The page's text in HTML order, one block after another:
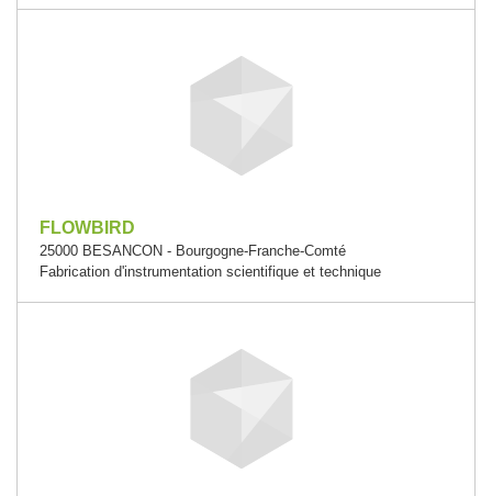
FLOWBIRD
25000 BESANCON - Bourgogne-Franche-Comté
Fabrication d'instrumentation scientifique et technique